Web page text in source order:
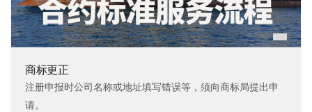
商标更正
注册申报时公司名称或地址填写错误等，须向商标局提出申
请。